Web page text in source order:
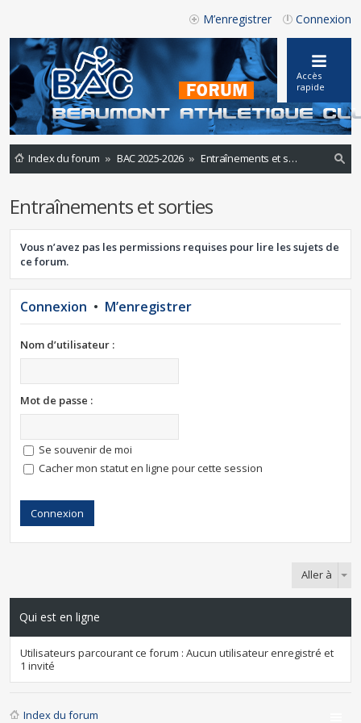
Connexion
M’enregistrer
Accès
rapide
Index du forum BAC 2025-2026
Entraînements et sorties
rc
he
Entraînements et sorties
Vous n’avez pas les permissions requises pour lire les sujets de
ce forum.
Connexion • M’enregistrer
Nom d’utilisateur :
Mot de passe :
Se souvenir de moi
Cacher mon statut en ligne pour cette session
Aller à
Qui est en ligne
Utilisateurs parcourant ce forum : Aucun utilisateur enregistré et
1 invité
Index du forum